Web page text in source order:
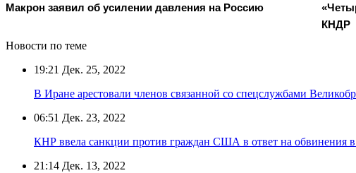
Макрон заявил об усилении давления на Россию
КНДР
Новости по теме
19:21 Дек. 25, 2022
В Иране арестовали членов связанной со спецслужбами
06:51 Дек. 23, 2022
КНР ввела санкции против граждан США в ответ на обвинения
21:14 Дек. 13, 2022